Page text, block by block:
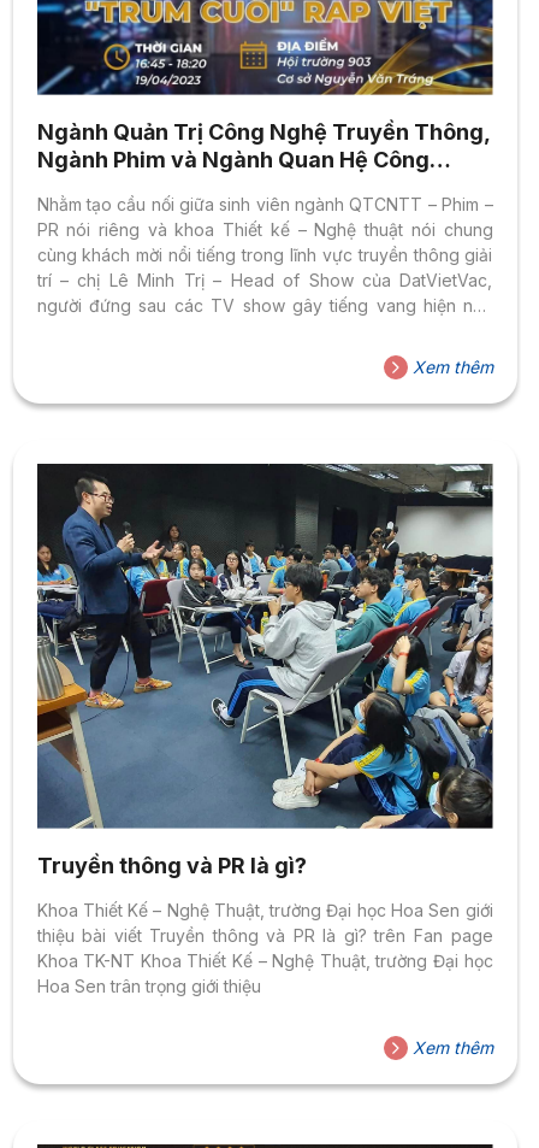
Ngành Quản Trị Công Nghệ Truyền Thông,
Ngành Phim và Ngành Quan Hệ Công
2023
Nhằm tạo cầu nối giữa sinh viên ngành QTCNTT – Phim –
PR nói riêng và khoa Thiết kế – Nghệ thuật nói chung
cùng khách mời nổi tiếng trong lĩnh vực truyền thông giải
trí – chị Lê Minh Trị – Head of Show của DatVietVac,
người đứng sau các TV show gây tiếng vang hiện nay
23… Đây cũng là sự kiện tạo điều kiện cho những trao
đổi, chia sẻ kinh nghiệm, bồi đắp kiến thức từ những bài
học thực chiến, trực tiếp từ người điều...
Xem thêm
Truyền thông và PR là gì?
Khoa Thiết Kế – Nghệ Thuật, trường Đại học Hoa Sen giới
thiệu bài viết Truyền thông và PR là gì? trên Fan page
Khoa TK-NT Khoa Thiết Kế – Nghệ Thuật, trường Đại học
Hoa Sen trân trọng giới thiệu
Xem thêm